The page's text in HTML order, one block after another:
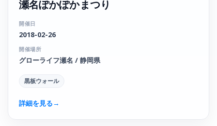
瀬名ぽかぽかまつり
開催日
2018-02-26
開催場所
グローライフ瀬名 / 静岡県
黒板ウォール
詳細を見る→